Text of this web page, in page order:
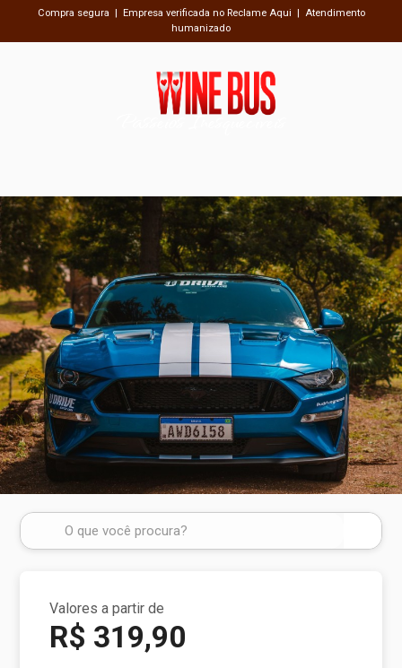
Compra segura | Empresa verificada no Reclame Aqui | Atendimento
humanizado
Passeios Inesquecíveis
Valores a partir de
R$ 319,90